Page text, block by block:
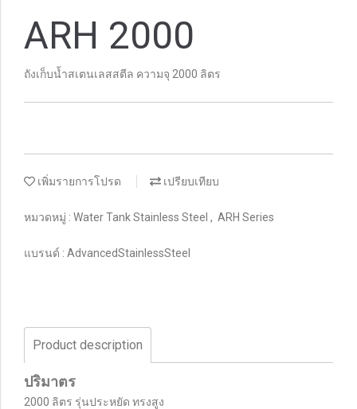
ARH 2000
ถังเก็บน้ำสเตนเลสสตีล ความจุ 2000 ลิตร
เพิ่มรายการโปรด เปรียบเทียบ
หมวดหมู่ : Water Tank Stainless Steel , ARH Series
แบรนด์ : AdvancedStainlessSteel
Product description
ปริมาตร
2000 ลิตร รุ่นประหยัด ทรงสูง